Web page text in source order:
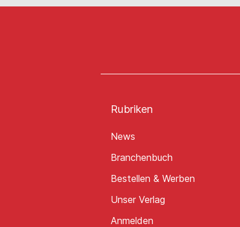
Rubriken
News
Branchenbuch
Bestellen & Werben
Unser Verlag
Anmelden